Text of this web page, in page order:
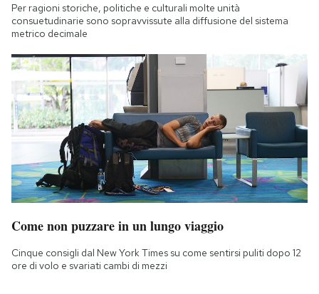
Per ragioni storiche, politiche e culturali molte unità
consuetudinarie sono sopravvissute alla diffusione del sistema
metrico decimale
Come non puzzare in un lungo viaggio
Cinque consigli dal New York Times su come sentirsi puliti dopo 12
ore di volo e svariati cambi di mezzi